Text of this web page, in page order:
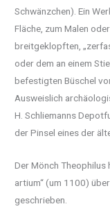
Schwänzchen). Ein
Fläche, zum Malen
breitgeklopften,
oder dem an einem
befestigten Büschel
Ausweislich
H. Schliemanns
der Pinsel eines der
Der Mönch Theophilus
artium“ (um 1100)
geschrieben.